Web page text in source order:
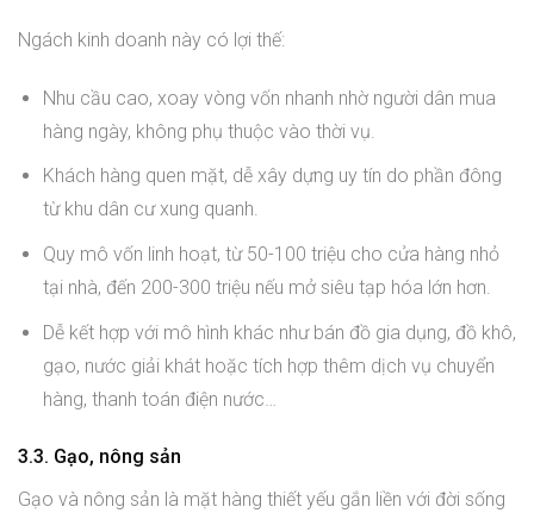
Ngách kinh doanh này có lợi thế:
Nhu cầu cao, xoay vòng vốn nhanh nhờ người dân mua
hàng ngày, không phụ thuộc vào thời vụ.
Khách hàng quen mặt, dễ xây dựng uy tín do phần đông
từ khu dân cư xung quanh.
Quy mô vốn linh hoạt, từ 50-100 triệu cho cửa hàng nhỏ
tại nhà, đến 200-300 triệu nếu mở siêu tạp hóa lớn hơn.
Dễ kết hợp với mô hình khác như bán đồ gia dụng, đồ khô,
gạo, nước giải khát hoặc tích hợp thêm dịch vụ chuyển
hàng, thanh toán điện nước…
3.3. Gạo, nông sản
Gạo và nông sản là mặt hàng thiết yếu gắn liền với đời sống